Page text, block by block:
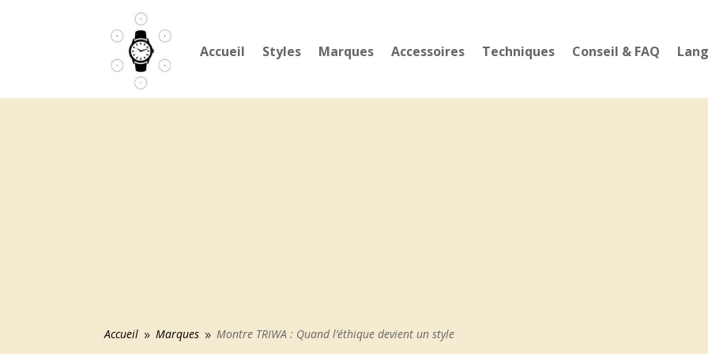
Accueil Styles Marques Accessoires Techniques Conseil & FAQ
Accueil 9 Marques 9 Montre TRIWA : Quand l’éthique devient un style